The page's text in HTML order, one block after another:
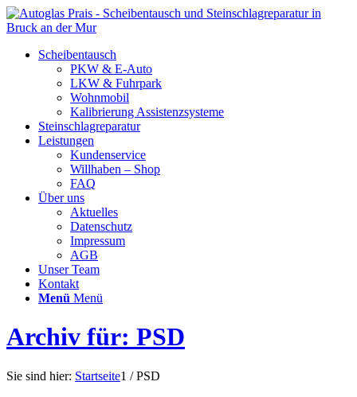
Scheibentausch
PKW & E-Auto
LKW & Fuhrpark
Wohnmobil
Kalibrierung Assistenzsysteme
Steinschlagreparatur
Leistungen
Kundenservice
Willhaben – Shop
FAQ
Über uns
Aktuelles
Datenschutz
Impressum
AGB
Unser Team
Kontakt
Menü Menü
Archiv für: PSD
Sie sind hier: Startseite1 / PSD